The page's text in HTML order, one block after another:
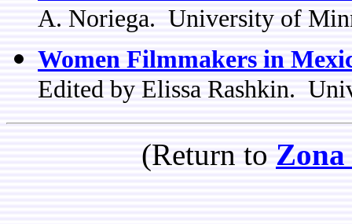
A. Noriega. University of
Women Filmmakers in
Edited by Elissa Rashkin.
(Return to Zona